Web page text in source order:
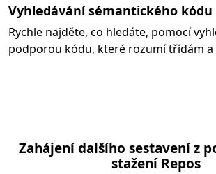
Vyhledávání sémantického kódu
Rychle najděte, co hledáte, pomocí
podporou kódu, které rozumí třídám
Zahájení dalšího sestavení z
stažení Repos